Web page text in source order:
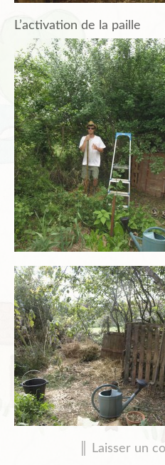
L’activation de la paille
║ Laisser un